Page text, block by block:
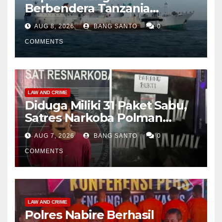
Berbendera Tanzania
Diamankan Tim Gabungan,
Bawa 1,3 Ton Narkoba di
Perairan Bintan
AUG 8, 2026 BANG SANTO 0
COMMENTS
LAW AND CRIME
Diduga Miliki 31 Paket Sabu,
Satres Narkoba Polman
Amankan Pria di Matali
AUG 7, 2026 BANG SANTO 0
COMMENTS
LAW AND CRIME
Polres Nabire Berhasil